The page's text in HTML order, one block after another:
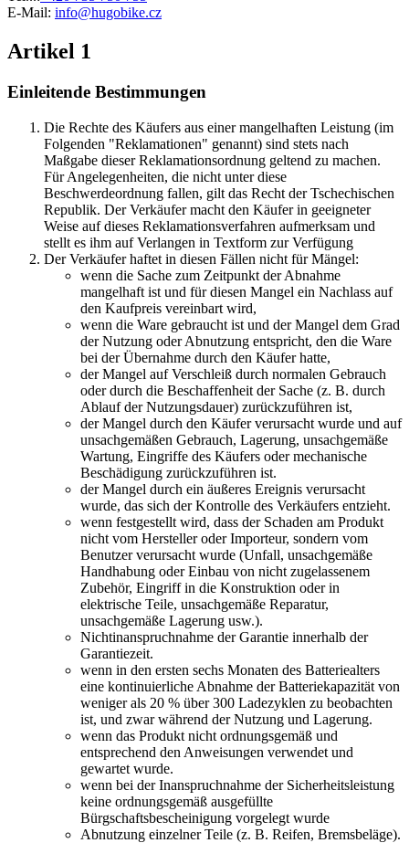
E-Mail: info@hugobike.cz
Artikel 1
Einleitende Bestimmungen
Die Rechte des Käufers aus einer mangelhaften Leistung (im
Folgenden "Reklamationen" genannt) sind stets nach
Maßgabe dieser Reklamationsordnung geltend zu machen.
Für Angelegenheiten, die nicht unter diese
Beschwerdeordnung fallen, gilt das Recht der Tschechischen
Republik. Der Verkäufer macht den Käufer in geeigneter
Weise auf dieses Reklamationsverfahren aufmerksam und
stellt es ihm auf Verlangen in Textform zur Verfügung
Der Verkäufer haftet in diesen Fällen nicht für Mängel:
wenn die Sache zum Zeitpunkt der Abnahme
mangelhaft ist und für diesen Mangel ein Nachlass auf
den Kaufpreis vereinbart wird,
wenn die Ware gebraucht ist und der Mangel dem Grad
der Nutzung oder Abnutzung entspricht, den die Ware
bei der Übernahme durch den Käufer hatte,
der Mangel auf Verschleiß durch normalen Gebrauch
oder durch die Beschaffenheit der Sache (z. B. durch
Ablauf der Nutzungsdauer) zurückzuführen ist,
der Mangel durch den Käufer verursacht wurde und auf
unsachgemäßen Gebrauch, Lagerung, unsachgemäße
Wartung, Eingriffe des Käufers oder mechanische
Beschädigung zurückzuführen ist.
der Mangel durch ein äußeres Ereignis verursacht
wurde, das sich der Kontrolle des Verkäufers entzieht.
wenn festgestellt wird, dass der Schaden am Produkt
nicht vom Hersteller oder Importeur, sondern vom
Benutzer verursacht wurde (Unfall, unsachgemäße
Handhabung oder Einbau von nicht zugelassenem
Zubehör, Eingriff in die Konstruktion oder in
elektrische Teile, unsachgemäße Reparatur,
unsachgemäße Lagerung usw.).
Nichtinanspruchnahme der Garantie innerhalb der
Garantiezeit.
wenn in den ersten sechs Monaten des Batteriealters
eine kontinuierliche Abnahme der Batteriekapazität von
weniger als 20 % über 300 Ladezyklen zu beobachten
ist, und zwar während der Nutzung und Lagerung.
wenn das Produkt nicht ordnungsgemäß und
entsprechend den Anweisungen verwendet und
gewartet wurde.
wenn bei der Inanspruchnahme der Sicherheitsleistung
keine ordnungsgemäß ausgefüllte
Bürgschaftsbescheinigung vorgelegt wurde
Abnutzung einzelner Teile (z. B. Reifen, Bremsbeläge).